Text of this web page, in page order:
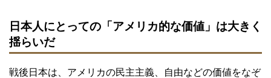
日本人にとっての「アメリカ的な価値」は大きく
揺らいだ
戦後日本は、アメリカの民主主義、自由などの価値をなぞ